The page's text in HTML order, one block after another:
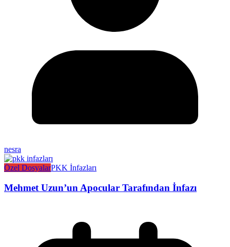
nesra
Özel DosyalarPKK İnfazları
Mehmet Uzun’un Apocular Tarafından İnfazı